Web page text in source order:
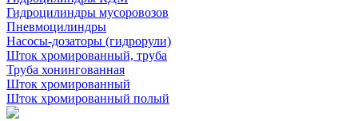
Гидроцилиндры мусоровозов
Пневмоцилиндры
Насосы-дозаторы (гидрорули)
Шток хромированный, труба
Труба хонингованная
Шток хромированный
Шток хромированный полый